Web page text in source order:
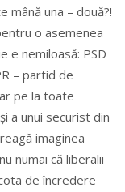
mână una – două?!
o asemenea
e nemiloasă: PSD
– partid de
pe la toate
a unui securist din
imaginea
numai că liberalii
de încredere